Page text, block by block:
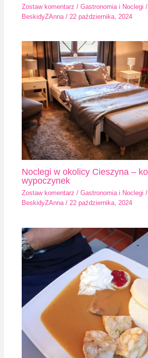
Zostaw komentarz /Gastronomia i Noclegi
BeskidyZAnna/ 22 października, 2024
Noclegi w okolicy Cieszyna –
wypoczynek
Zostaw komentarz /Gastronomia i Noclegi
BeskidyZAnna/ 22 października, 2024